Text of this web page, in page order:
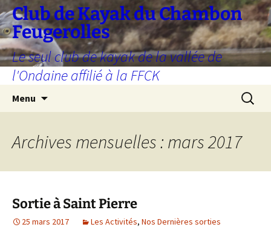
Aller
au
contenu
Club de Kayak du Chambon
Feugerolles
Le seul club de kayak de la vallée de
l'Ondaine affilié à la FFCK
Menu
Archives mensuelles : mars 2017
Sortie à Saint Pierre
25 mars 2017 Les Activités, Nos Dernières sorties